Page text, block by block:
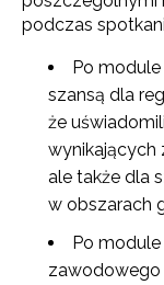
podczas
Po
szansą dla
że
wynikających
ale także dla
w obszarach
Po
zawodowego